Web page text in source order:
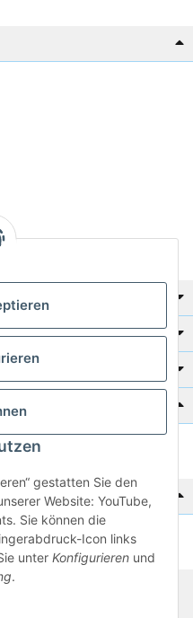
gestatten Sie den
Website: YouTube,
Sie können die
Icon links
unter Konfigurieren und
.
shop.de